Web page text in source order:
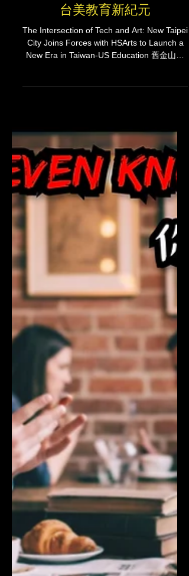
攜手舊金山藝術高中，開啟
台美教育新紀元
The Intersection of Tech and Art: New Taipei
City Joins Forces with HSArts to Launch a
New Era in Taiwan-US Education 舊金山藝
術高中校長張雪容博士 （Dr. Sherry
Zhang） 與新北市教育局長張明文 (Chang
Ming-wen) 身為全台灣人口最多的領頭大
縣，新北市再次展現其國際教育的前瞻視野。
近日，新北市教育局正式宣布與美國北加州私
立藝術教育的第一品牌——「舊金山藝術高
Arts, HSArts）達成深度合作。這場跨越太平
洋的盟約，不僅僅是兩地教育資源的對接，更
是在 AI 浪潮席捲全球之際，為台灣下一代定
錨「原創力」與「品格力」的關鍵佈局。 As
Taiwan’s most populous and influential city,
New Taipei City has once again
demonstrated its forward-